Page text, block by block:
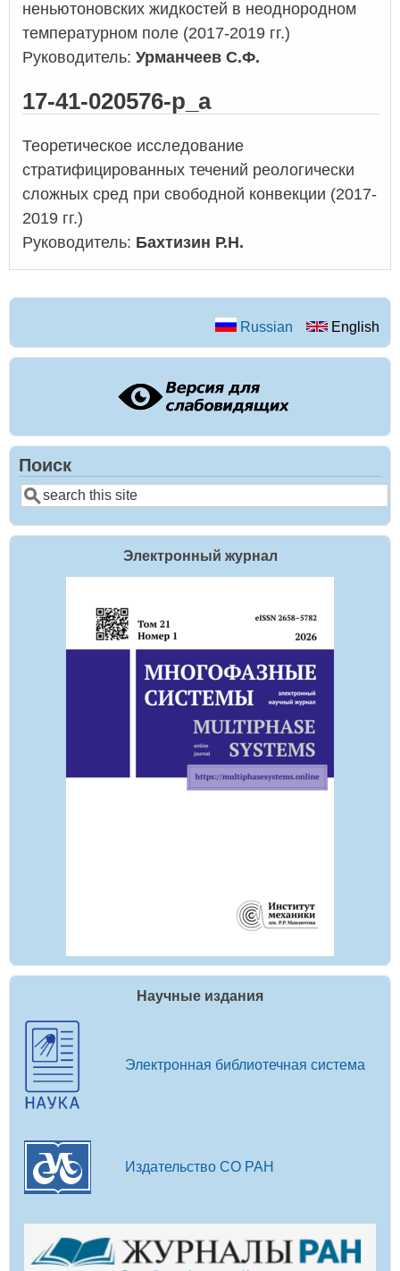
неньютоновских жидкостей в неоднородном
температурном поле (2017-2019 гг.)
Руководитель: Урманчеев С.Ф.
17-41-020576-р_а
Теоретическое исследование
стратифицированных течений реологически
сложных сред при свободной конвекции (2017-
2019 гг.)
Руководитель: Бахтизин Р.Н.
Russian English
Поиск
Search
Электронный журнал
Научные издания
Электронная библиотечная система
Издательство СО РАН